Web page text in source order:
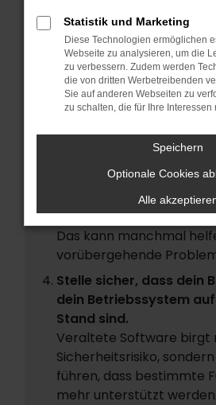
Überprüfe deine Firewall
Internetverbindung.
Laden andere
deine Suchmaschine?
Prüfe deine
Manche Erweiterungen,
Werbeblocker, können
bestimmter Seiten
Funktioniert die Seite in
Browser oder in einem
Starte dein Gerät neu.
Das kann manchmal
vorübergehende
Stelle sicher, dass dein
dein Betriebssystem
Stand sind.
Veraltete Software birgt
Sicherheitsrisiko,
führen, dass bestimmte
mehr unterstützt werden.
Statistik und Marketing
Diese Technologien ermöglichen
Webseite zu analysieren, um die
zu verbessern. Zudem werden
die von dritten Werbetreibenden
Sie auf anderen Webseiten zu
zu schalten, die für Ihre Interessen
Speichern
Optionale Cookies
Alle